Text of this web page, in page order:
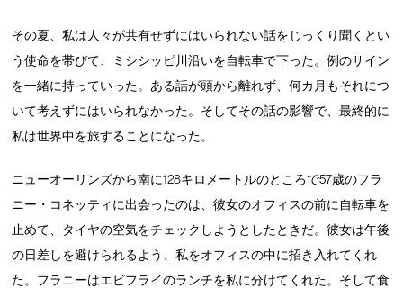
その夏、私は人々が共有せずにはいられない話をじっくり聞くとい
う使命を帯びて、ミシシッピ川沿いを自転車で下った。例のサイン
を一緒に持っていった。ある話が頭から離れず、何カ月もそれにつ
いて考えずにはいられなかった。そしてその話の影響で、最終的に
私は世界中を旅することになった。
ニューオーリンズから南に128キロメートルのところで57歳のフラ
ニー・コネッティに出会ったのは、彼女のオフィスの前に自転車を
止めて、タイヤの空気をチェックしようとしたときだ。彼女は午後
の日差しを避けられるよう、私をオフィスの中に招き入れてくれ
た。フラニーはエビフライのランチを私に分けてくれた。そして食